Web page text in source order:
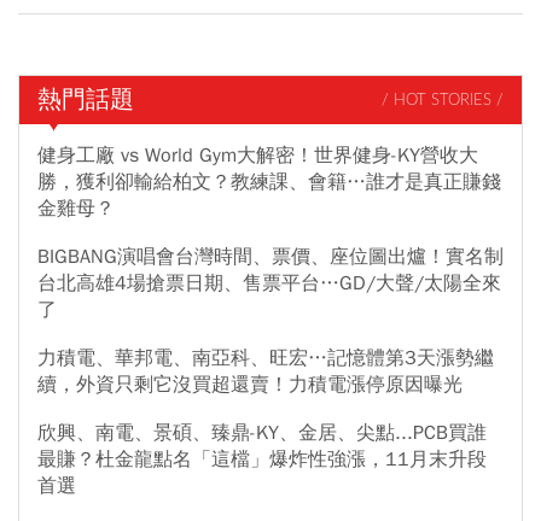
熱門話題 / HOT STORIES /
健身工廠 vs World Gym大解密！世界健身-KY營收大
勝，獲利卻輸給柏文？教練課、會籍…誰才是真正賺錢
金雞母？
BIGBANG演唱會台灣時間、票價、座位圖出爐！實名制
台北高雄4場搶票日期、售票平台…GD/大聲/太陽全來
了
力積電、華邦電、南亞科、旺宏…記憶體第3天漲勢繼
續，外資只剩它沒買超還賣！力積電漲停原因曝光
欣興、南電、景碩、臻鼎-KY、金居、尖點...PCB買誰
最賺？杜金龍點名「這檔」爆炸性強漲，11月末升段
首選